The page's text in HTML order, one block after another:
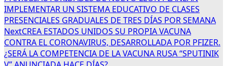
IMPLEMENTAR UN SISTEMA EDUCATIVO DE CLASES
PRESENCIALES GRADUALES DE TRES DÍAS POR SEMANA
NextCREA ESTADOS UNIDOS SU PROPIA VACUNA
CONTRA EL CORONAVIRUS, DESARROLLADA POR PFIZER.
¿SERÁ LA COMPETENCIA DE LA VACUNA RUSA “SPUTINIK